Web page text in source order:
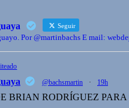
Seguir
Por @martinbachs E mail:
@bachsmartin · 19h
BRIAN RODRÍGUEZ